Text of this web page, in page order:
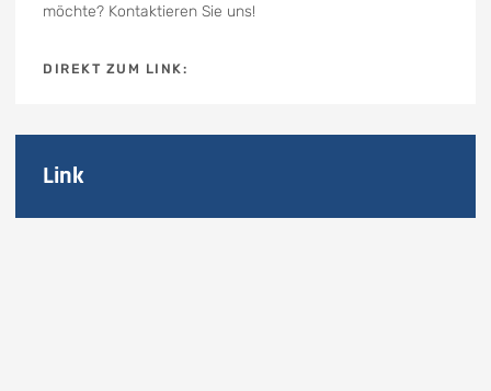
möchte? Kontaktieren Sie uns!
DIREKT ZUM LINK:
Link